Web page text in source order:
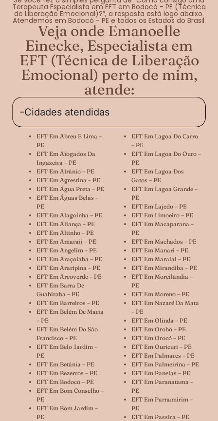
Terapeuta Especialista em EFT em Bodocó - PE (Técnica
de Liberação Emocional)?”, a resposta está logo abaixo.
Atendemos em Bodocó - PE e todos os Estados do Brasil.
Veja onde Emanoelle
Einecke, Especialista em
EFT (Técnica de Liberação
Emocional) perto de mim,
atende:
Cidades atendidas
EFT Em Abreu E Lima –
PE
EFT Em Afogados Da
Ingazeira – PE
EFT Em Afrânio – PE
EFT Em Agrestina – PE
EFT Em Água Preta – PE
EFT Em Águas Belas –
PE
EFT Em Alagoinha – PE
EFT Em Aliança – PE
EFT Em Altinho – PE
EFT Em Amaraji – PE
EFT Em Angelim – PE
EFT Em Araçoiaba – PE
EFT Em Araripina – PE
EFT Em Arcoverde – PE
EFT Em Barra De
Guabiraba – PE
EFT Em Barreiros – PE
EFT Em Belém De Maria
– PE
EFT Em Belém Do São
Francisco – PE
EFT Em Belo Jardim –
PE
EFT Em Betânia – PE
EFT Em Bezerros – PE
EFT Em Bodocó – PE
EFT Em Bom Conselho –
PE
EFT Em Bom Jardim –
PE
EFT Em Lagoa Do Carro
– PE
EFT Em Lagoa Do Ouro –
PE
EFT Em Lagoa Dos
Gatos – PE
EFT Em Lagoa Grande –
PE
EFT Em Lajedo – PE
EFT Em Limoeiro – PE
EFT Em Macaparana –
PE
EFT Em Machados – PE
EFT Em Manari – PE
EFT Em Maraial – PE
EFT Em Mirandiba – PE
EFT Em Moreilândia –
PE
EFT Em Moreno – PE
EFT Em Nazaré Da Mata
– PE
EFT Em Olinda – PE
EFT Em Orobó – PE
EFT Em Orocó – PE
EFT Em Ouricuri – PE
EFT Em Palmares – PE
EFT Em Palmeirina – PE
EFT Em Panelas – PE
EFT Em Paranatama –
PE
EFT Em Parnamirim –
PE
EFT Em Passira – PE